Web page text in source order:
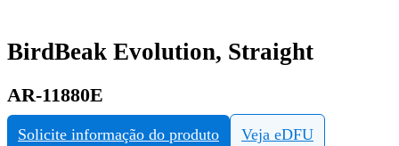
BirdBeak Evolution, Straight
AR-11880E
Solicite informação do produto Veja eDFU